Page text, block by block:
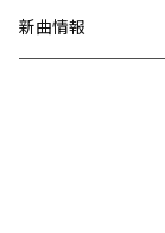
新曲情報